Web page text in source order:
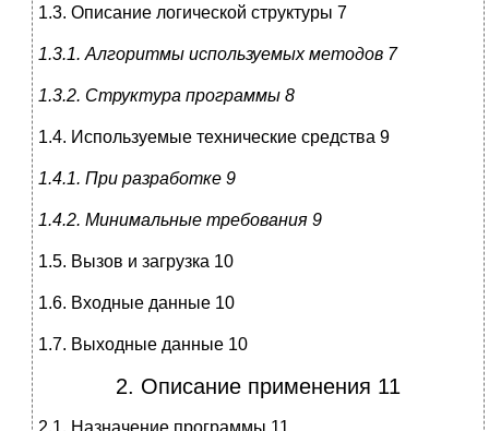
1.3. Описание логической структуры 7
1.3.1. Алгоритмы используемых методов 7
1.3.2. Структура программы 8
1.4. Используемые технические средства 9
1.4.1. При разработке 9
1.4.2. Минимальные требования 9
1.5. Вызов и загрузка 10
1.6. Входные данные 10
1.7. Выходные данные 10
2. Описание применения 11
2.1. Назначение программы 11